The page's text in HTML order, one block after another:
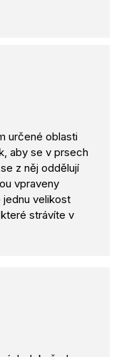
určené oblasti
aby se v prsech
z něj oddělují
vpraveny
velikost
strávíte v